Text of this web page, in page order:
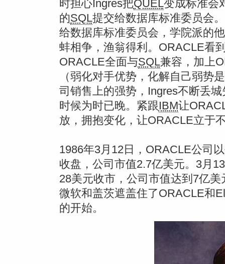
时担心Ingres把QUEL变成标准会
的SQL提交给数据库标准委员会
给数据库标准委员会，学院派的
蚌相争，渔翁得利。ORACLE看
ORACLE全面与SQL兼容，加上
（弱化对手优势，化解自己弱势
司销售上的强势，Ingres不断丢
时候为时已晚。紧跟IBM让
放，拥抱变化，让ORACLE立于
1986年3月12日，ORACLE公司
收盘，公司市值2.7亿美元。3月
28美元收市，公司市值达到7亿
微软和盖茨遮盖住了ORACLE和
的开始。